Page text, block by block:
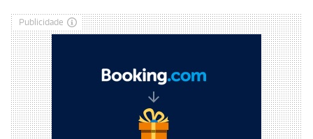
Publicidade